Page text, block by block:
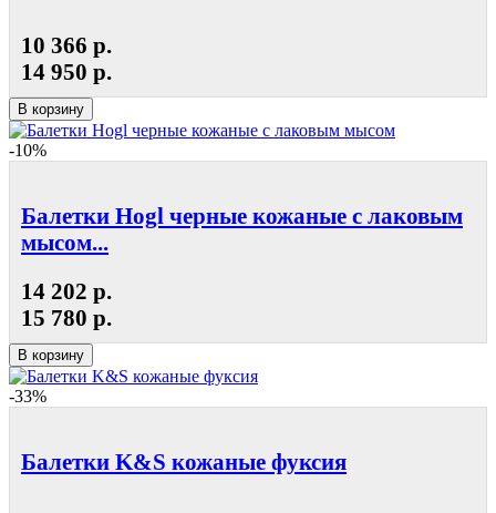
10 366 р.
14 950 р.
В корзину
-10%
Балетки Hogl черные кожаные с лаковым
мысом...
14 202 р.
15 780 р.
В корзину
-33%
Балетки K&S кожаные фуксия